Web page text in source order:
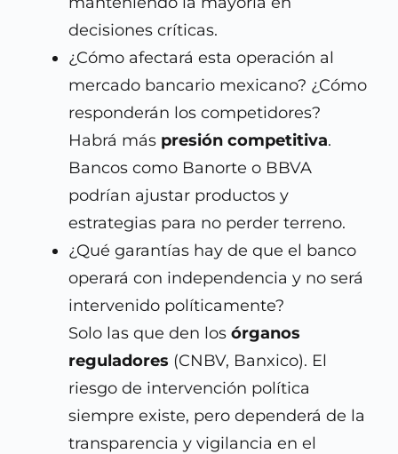
decisiones críticas.
¿Cómo afectará esta operación al
mercado bancario mexicano? ¿Cómo
responderán los competidores?
Habrá más presión competitiva.
Bancos como Banorte o BBVA
podrían ajustar productos y
estrategias para no perder terreno.
¿Qué garantías hay de que el banco
operará con independencia y no será
intervenido políticamente?
Solo las que den losórganos
reguladores (CNBV, Banxico). El
riesgo de intervención política
siempre existe, pero dependerá de la
transparencia y vigilancia en el